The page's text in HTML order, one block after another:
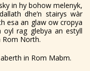
in hy bohow melenyk,
dhe’n stairys wàr
esa an glaw ow cropya
oyl rag glebya an estyll
Rom North.
in Rom Mabm.